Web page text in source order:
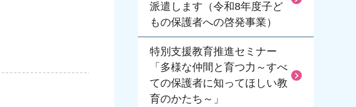
派遣します（令和8年度子ど
もの保護者への啓発事業）
特別支援教育推進セミナー
「多様な仲間と育つ力～すべ
ての保護者に知ってほしい教
育のかたち～」